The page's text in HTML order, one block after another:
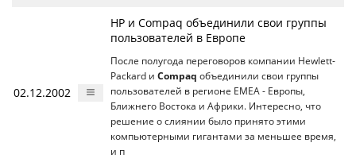
02.12.2002
HP и Compaq объединили свои группы
пользователей в Европе
После полугода переговоров компании Hewlett-
Packard и Compaq объединили свои группы
пользователей в регионе EMEA - Европы,
Ближнего Востока и Африки. Интересно, что
решение о слиянии было принято этими
компьютерными гигантами за меньшее время,
и п